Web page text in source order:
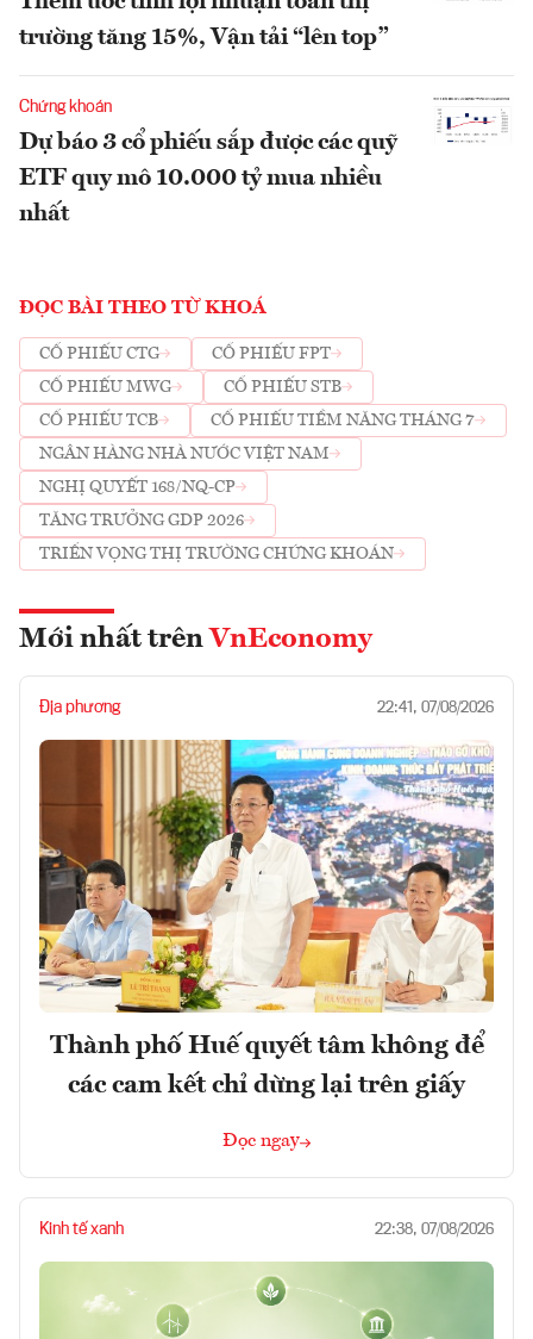
trường tăng 15%, Vận tải “lên top”
Chứng khoán
Dự báo 3 cổ phiếu sắp được các quỹ
ETF quy mô 10.000 tỷ mua nhiều
nhất
ĐỌC BÀI THEO TỪ KHOÁ
CỔ PHIẾU CTG
CỔ PHIẾU FPT
CỔ PHIẾU MWG
CỔ PHIẾU STB
CỔ PHIẾU TCB
CỔ PHIẾU TIỀM NĂNG THÁNG 7
NGÂN HÀNG NHÀ NƯỚC VIỆT NAM
NGHỊ QUYẾT 168/NQ-CP
TĂNG TRƯỞNG GDP 2026
TRIỂN VỌNG THỊ TRƯỜNG CHỨNG KHOÁN
Mới nhất trên VnEconomy
Địa phương 22:41, 07/08/2026
Thành phố Huế quyết tâm không để
các cam kết chỉ dừng lại trên giấy
Đọc ngay
Kinh tế xanh 22:38, 07/08/2026